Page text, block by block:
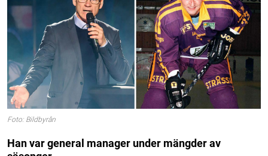
Foto: Bildbyrån
Han var general manager under mängder av